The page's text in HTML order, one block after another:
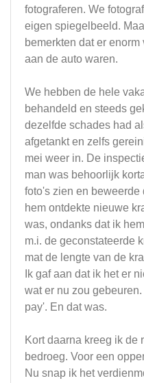
fotograferen. We
eigen spiegelbeeld.
bemerkten dat er
aan de auto waren.
We hebben de hele
behandeld en steeds
dezelfde schades had
afgetankt en zelfs
mei weer in. De
man was behoorlijk
foto's zien en
hem ontdekte nieuwe
was, ondanks dat ik
m.i. de geconstateerde
mat de lengte van de
Ik gaf aan dat ik het er
wat er nu zou
pay'. En dat was.
Kort daarna kreeg ik de
bedroeg. Voor een
Nu snap ik het